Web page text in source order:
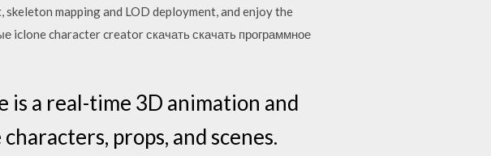
mapping and LOD deployment, and enjoy the
iclone character creator скачать скачать программное
is a real-time 3D animation and
props, and scenes.